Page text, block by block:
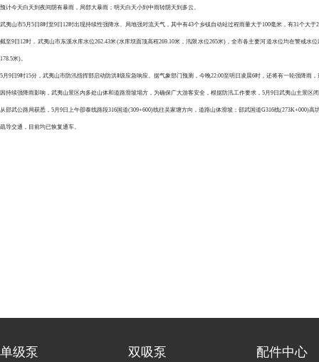
预计今天白天到夜间阴有暴雨，局部大暴雨；明天白天小到中雨转阴天到多云。
武夷山市5月5日8时至9日12时出现持续性强降水、局地强对流天气，其中有43个乡镇自动站过程雨量大于100毫米，有31个大
截至9日12时，武夷山市东溪水库水位262.43米(水库坝面顶高程269.10米，汛限水位265米)，全市各主要河道水位均在警戒
178.5米)。
5月9日9时15分，武夷山市防汛指挥部启动防洪Ⅱ级应急响应。据气象部门预测，今晚22:00至明日凌晨6时，还将有一轮强降雨
因持续强降雨影响，武夷山景区内多处山体和道路滑坡塌方，为确保广大游客安全，根据防汛工作要求，5月9日武夷山主景区
从邵武公路局获悉，5月9日上午卲泰线路段316国道(309+600)线往吴家塘方向，道路山体滑坡；邵武国道G316线(273K+000)
疏导交通，目前均已恢复通车。
单级泵 双吸泵 配件中心